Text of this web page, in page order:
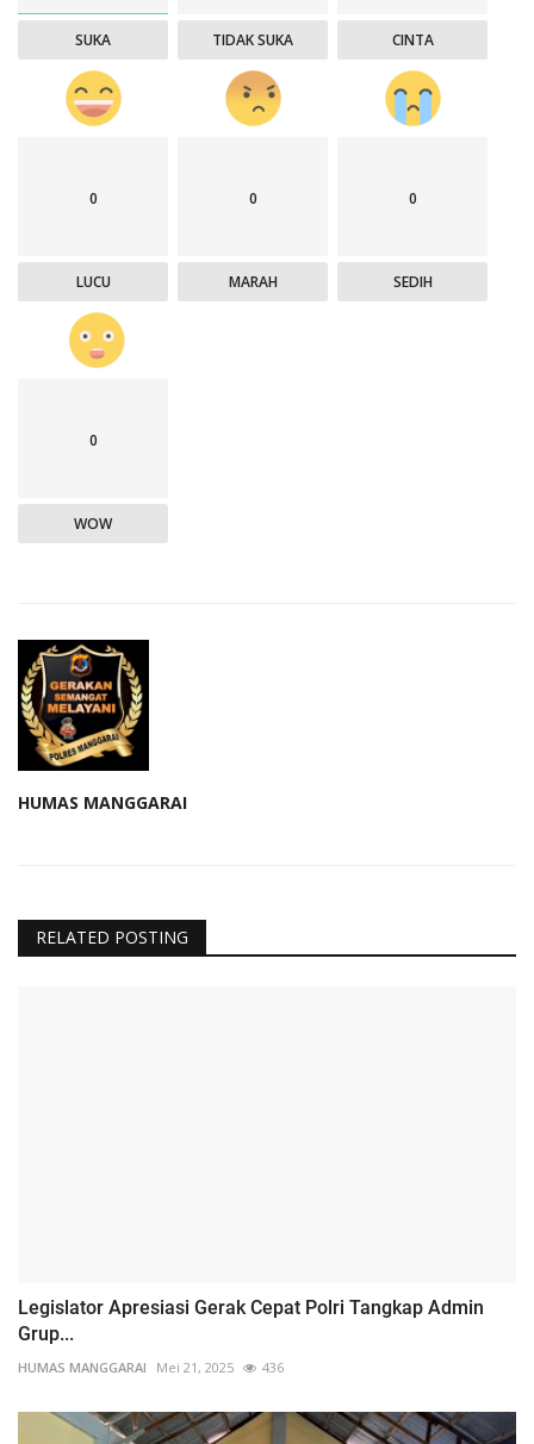
SUKA TIDAK SUKA CINTA
0
LUCU
0
MARAH
0
SEDIH
0
WOW
HUMAS MANGGARAI
RELATED POSTING
Legislator Apresiasi Gerak Cepat Polri Tangkap Admin
Grup...
HUMAS MANGGARAI Mei 21, 2025 436